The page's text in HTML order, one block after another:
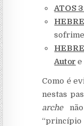
ATOS
Autor e
Como é
nestas
archenão